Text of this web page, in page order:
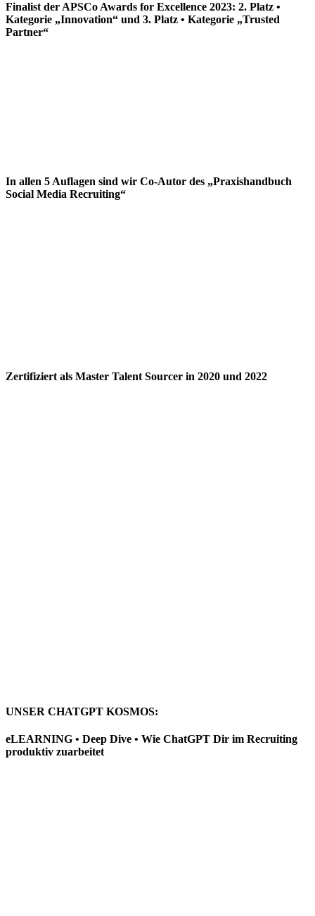
Finalist der APSCo Awards for Excellence 2023: 2. Platz •
Kategorie „Innovation“ und 3. Platz • Kategorie „Trusted
Partner“
In allen 5 Auflagen sind wir Co-Autor des „Praxishandbuch
Social Media Recruiting“
Zertifiziert als Master Talent Sourcer in 2020 und 2022
UNSER CHATGPT KOSMOS:
eLEARNING • Deep Dive • Wie ChatGPT Dir im Recruiting
produktiv zuarbeitet